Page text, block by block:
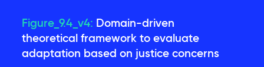
Figure_9.4_v4: Domain-driven
theoretical framework to evaluate
adaptation based on justice concerns
Mise en contexte
Voir le chapitre